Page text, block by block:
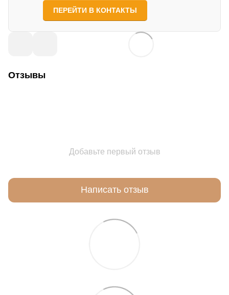
ПЕРЕЙТИ В КОНТАКТЫ
Отзывы
Добавьте первый отзыв
Написать отзыв